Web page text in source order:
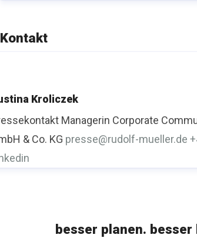
Kontakt
Kroliczek
Managerin Corporate
& Co. KG presse@rudolf-mueller.de
besser planen.